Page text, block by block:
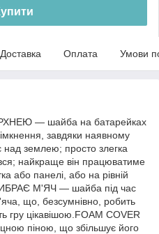
Доставка Оплата Умови
— шайба на батарейках
завдяки наявному
над землею; просто злегка
найкраще він працюватиме
або панелі, або на рівній
М'ЯЧ — шайба під час
що, безсумнівно, робить
гру цікавішою.FOAM COVER
піною, що збільшує його